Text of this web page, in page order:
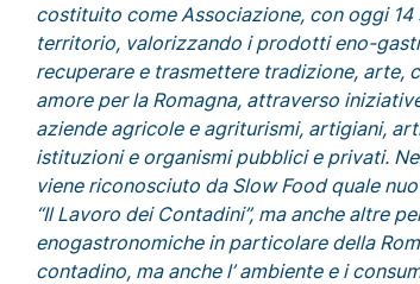
costituito come Associazione, con oggi
territorio, valorizzando i prodotti eno-
recuperare e trasmettere tradizione, arte,
amore per la Romagna, attraverso
aziende agricole e agriturismi, artigiani,
istituzioni e organismi pubblici e privati.
viene riconosciuto da Slow Food quale
“Il Lavoro dei Contadini”, ma anche altre
enogastronomiche in particolare della
contadino, ma anche l’ ambiente e i